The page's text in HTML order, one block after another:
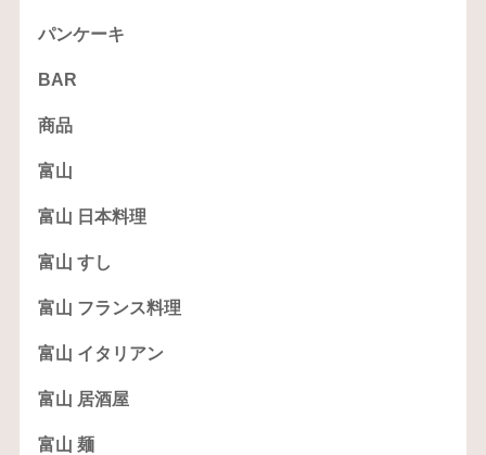
パンケーキ
BAR
商品
富山
富山 日本料理
富山 すし
富山 フランス料理
富山 イタリアン
富山 居酒屋
富山 麺